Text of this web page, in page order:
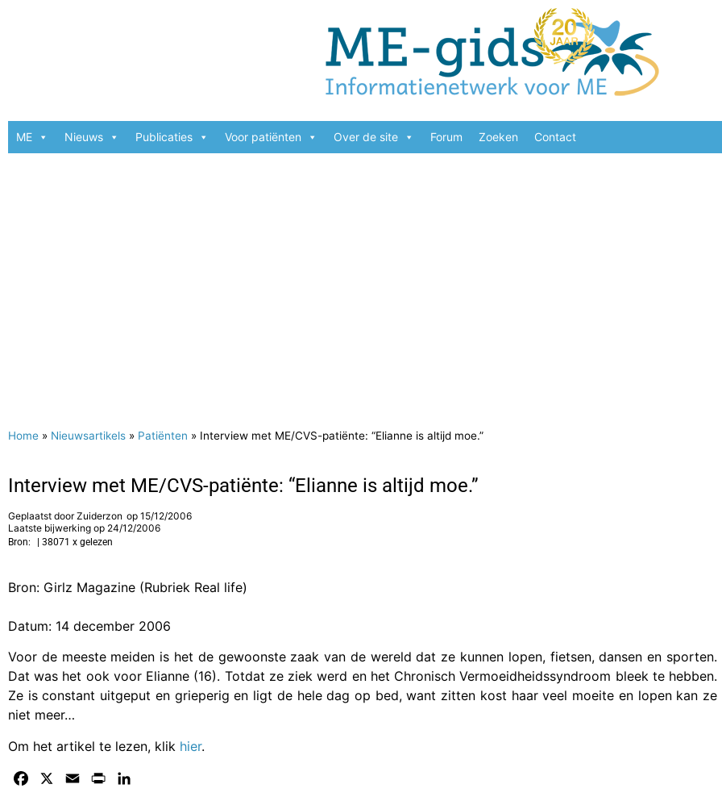
ME Nieuws Publicaties Voor patiënten Over de site Forum Zoeken Contact
Home » Nieuwsartikels » Patiënten » Interview met ME/CVS-patiënte: “Elianne is altijd moe.”
Interview met ME/CVS-patiënte: “Elianne is altijd moe.”
Geplaatst doorZuiderzon op 15/12/2006
Laatste bijwerking op 24/12/2006
Bron: | 38071 x gelezen
Bron: Girlz Magazine (Rubriek Real life)
Datum: 14 december 2006
Voor de meeste meiden is het de gewoonste zaak van de wereld dat ze kunnen lopen, fietsen, dansen en sporten.
Dat was het ook voor Elianne (16). Totdat ze ziek werd en het Chronisch Vermoeidheidssyndroom bleek te hebben.
Ze is constant uitgeput en grieperig en ligt de hele dag op bed, want zitten kost haar veel moeite en lopen kan ze
niet meer…
Om het artikel te lezen, klik hier.
Facebook Email Print